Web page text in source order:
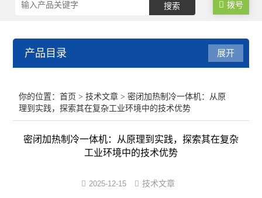
拨号
产品目录
生物发酵罐
均质乳化反应釜/乳化机
展开
你的位置：首页 >技术文章 > 密闭加热制冷一体机：从原
理到实践，探索其在复杂工业环境中的技术优势
密闭加热制冷一体机：从原理到实践，探索其在复杂
工业环境中的技术优势
2025-12-15 技术文章